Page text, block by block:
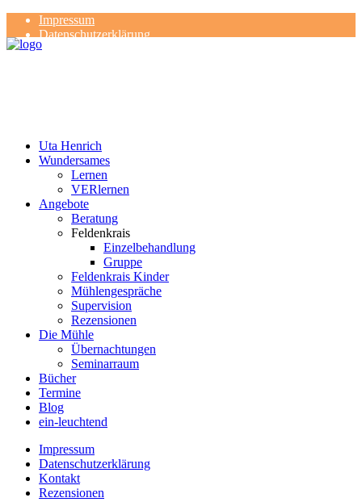
Impressum
Datenschutzerklärung
Kontakt
Uta Henrich
Wundersames
Lernen
VERlernen
Angebote
Beratung
Feldenkrais
Einzelbehandlung
Gruppe
Feldenkrais Kinder
Mühlengespräche
Supervision
Rezensionen
Die Mühle
Übernachtungen
Seminarraum
Bücher
Termine
Blog
ein-leuchtend
Impressum
Datenschutzerklärung
Kontakt
Rezensionen